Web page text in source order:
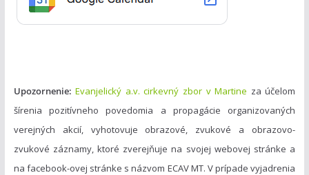
Upozornenie: Evanjelický a.v. cirkevný zbor v Martine za účelom
šírenia pozitívneho povedomia a propagácie organizovaných
verejných akcií, vyhotovuje obrazové, zvukové a obrazovo-
zvukové záznamy, ktoré zverejňuje na svojej webovej stránke a
na facebook-ovej stránke s názvom ECAV MT. V prípade vyjadrenia